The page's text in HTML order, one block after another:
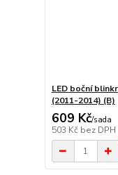
LED boční
(2011-2014) (B)
609 Kč/sada
503 Kč bez DPH